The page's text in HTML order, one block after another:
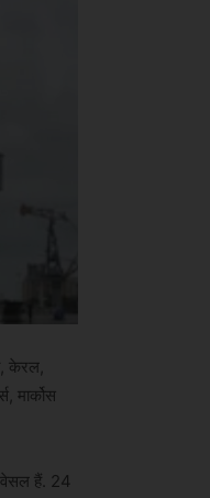
केरल,
मार्कोस
वेसल हैं. 24